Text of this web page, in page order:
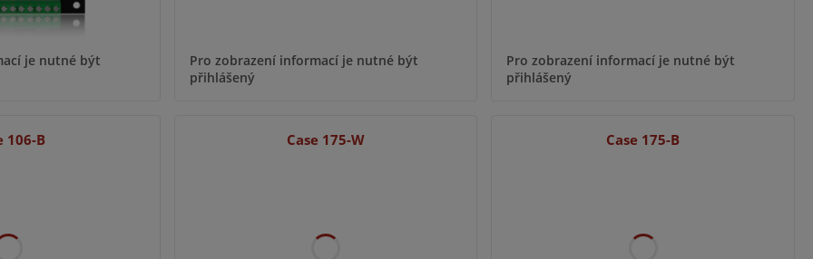
je nutné být
Pro zobrazení informací je nutné být
přihlášený
Pro zobrazení informací je nutné být
přihlášený
106-B Case 175-W Case 175-B